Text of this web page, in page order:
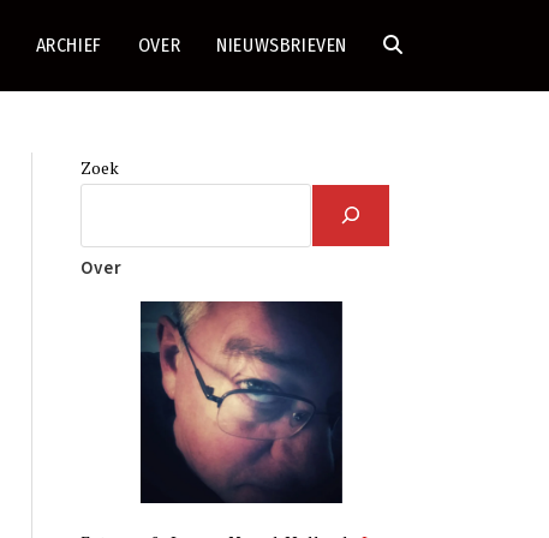
ARCHIEF OVER NIEUWSBRIEVEN TOGGLE
Zoek
Over